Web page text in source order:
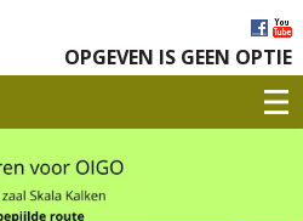
OPGEVEN IS GEEN OPTIE